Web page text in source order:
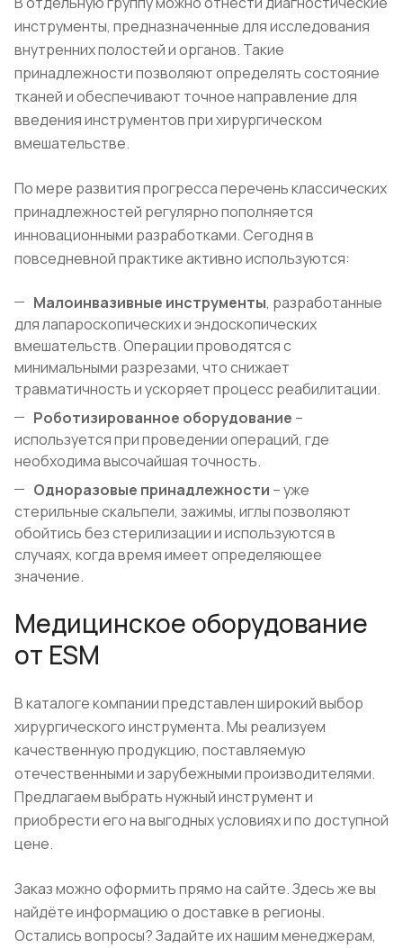
инструменты, предназначенные для исследования
внутренних полостей и органов. Такие
принадлежности позволяют определять состояние
тканей и обеспечивают точное направление для
введения инструментов при хирургическом
вмешательстве.
По мере развития прогресса перечень классических
принадлежностей регулярно пополняется
инновационными разработками. Сегодня в
повседневной практике активно используются:
Малоинвазивные инструменты, разработанные
для лапароскопических и эндоскопических
вмешательств. Операции проводятся с
минимальными разрезами, что снижает
травматичность и ускоряет процесс реабилитации.
Роботизированное оборудование –
используется при проведении операций, где
необходима высочайшая точность.
Одноразовые принадлежности – уже
стерильные скальпели, зажимы, иглы позволяют
обойтись без стерилизации и используются в
случаях, когда время имеет определяющее
значение.
Медицинское оборудование
от ESM
В каталоге компании представлен широкий выбор
хирургического инструмента. Мы реализуем
качественную продукцию, поставляемую
отечественными и зарубежными производителями.
Предлагаем выбрать нужный инструмент и
приобрести его на выгодных условиях и по доступной
цене.
Заказ можно оформить прямо на сайте. Здесь же вы
найдёте информацию о доставке в регионы.
Остались вопросы? Задайте их нашим менеджерам,